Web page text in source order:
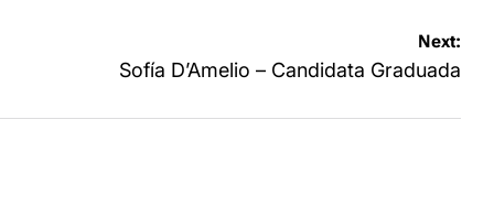
Next:
Sofía D’Amelio – Candidata Graduada